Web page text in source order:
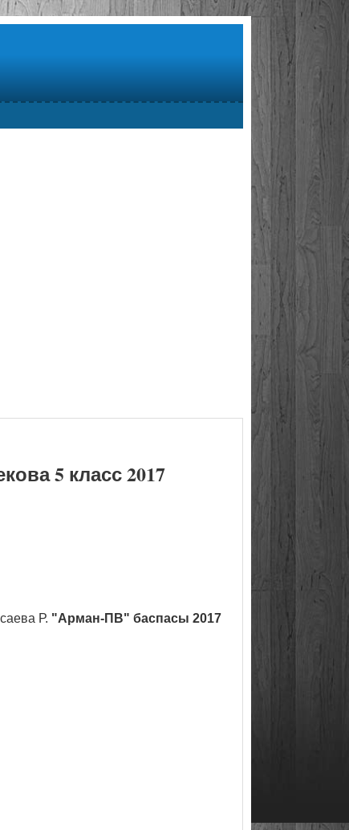
5 класс 2017
Р. "Арман-ПВ" баспасы 2017